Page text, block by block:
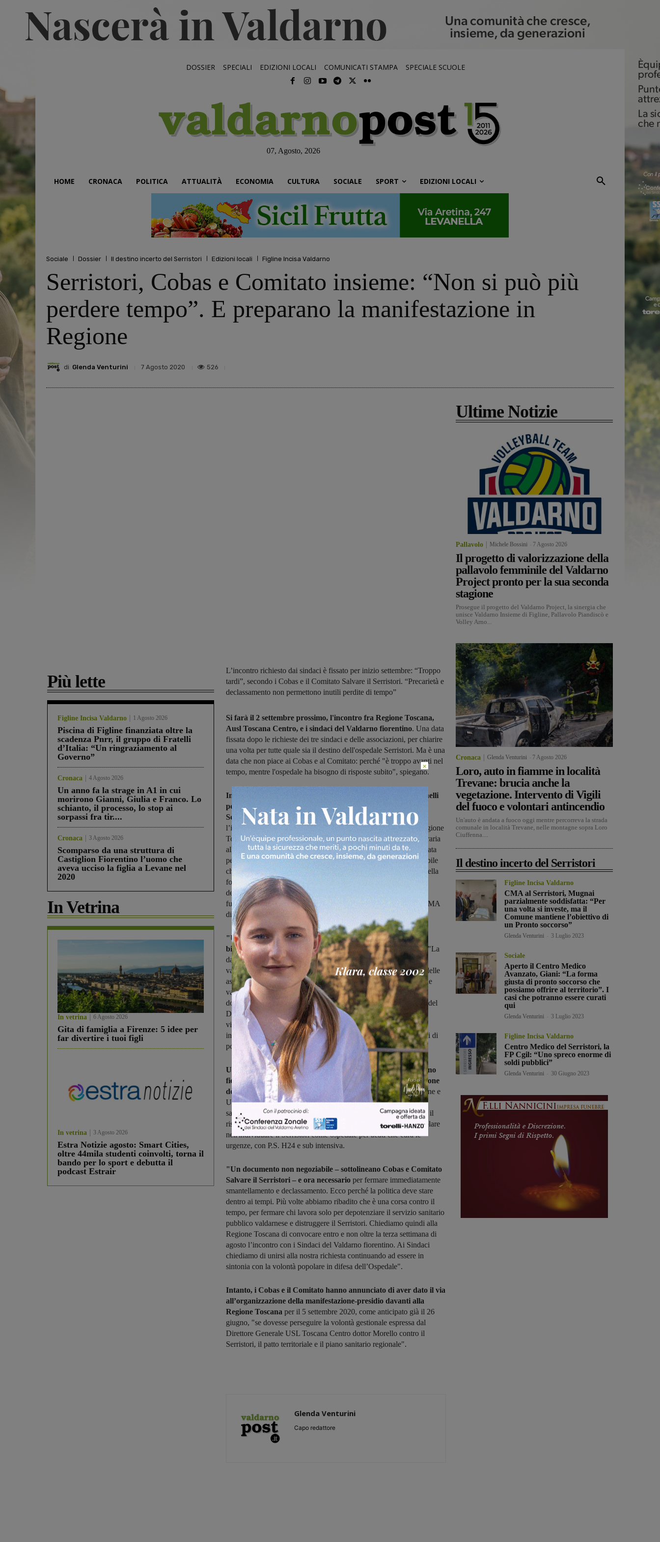
DOSSIER SPECIALI EDIZIONI LOCALI COMUNICATI STAMPA SPECIALE SCUOLE
07, Agosto, 2026
HOME CRONACA POLITICA ATTUALITÀ ECONOMIA CULTURA SOCIALE SPORT EDIZIONI LOCALI
Sociale Dossier Il destino incerto del Serristori Edizioni locali Figline Incisa Valdarno
Serristori, Cobas e Comitato insieme: “Non si può più
perdere tempo”. E preparano la manifestazione in
Regione
di Glenda Venturini 7 Agosto 2020 526
Più lette
Figline Incisa Valdarno 1 Agosto 2026
Piscina di Figline finanziata oltre la
scadenza Pnrr, il gruppo di Fratelli
d’Italia: “Un ringraziamento al
Governo”
Cronaca 4 Agosto 2026
Un anno fa la strage in A1 in cui
morirono Gianni, Giulia e Franco. Lo
schianto, il processo, lo stop ai
sorpassi fra tir....
Cronaca 3 Agosto 2026
Scomparso da una struttura di
Castiglion Fiorentino l’uomo che
aveva ucciso la figlia a Levane nel
2020
In Vetrina
In vetrina 6 Agosto 2026
Gita di famiglia a Firenze: 5 idee per
far divertire i tuoi figli
In vetrina 3 Agosto 2026
Estra Notizie agosto: Smart Cities,
oltre 44mila studenti coinvolti, torna il
bando per lo sport e debutta il
podcast Estrair
L’incontro richiesto dai sindaci è fissato per inizio settembre: “Troppo
tardi”, secondo i Cobas e il Comitato Salvare il Serristori. “Precarietà e
declassamento non permettono inutili perdite di tempo”
Si farà il 2 settembre prossimo, l'incontro fra Regione Toscana,
Ausl Toscana Centro, e i sindaci del Valdarno fiorentino. Una data
fissata dopo le richieste dei tre sindaci e delle associazioni, per chiarire
una volta per tutte quale sia il destino dell'ospedale Serristori. Ma è una
data che non piace ai Cobas e al Comitato: perché "è troppo avanti nel
tempo, mentre l'ospedale ha bisogno di risposte subito", spiegano.
In una lettera congiunta, firmata da Mangiola, Calò e Fontanelli
per i Cobas e da Clara Mugnai per il Comitato Salvare il
Serristori,si legge: "Abbiamo appreso attraverso la stampa che
l’incontro richiesto dai tre Sindaci del Valdarno fiorentino alla Regione
Toscana, dopo la straordinaria manifestazione del 26 giugno contraria
allo smantellamento del presidio ospedaliero Serristori, è stata fissata
per il 2 settembre. Una data socialmente e politicamente inaccettabile
che sottovaluta e non tiene conto della gravità della situazione e della
forte precarietà in essere dell’Ospedale Serristori, minacciato di
declassamento e quindi ridotto a mero stabilimento con semplici
funzioni di pronto soccorso subalterno al presidio ospedaliero OSMA
di Bagno a Ripoli".
"Un ospedale, così ridotto, non è in grado di dare risposte ai
bisogni di salute dei cittadini" sostengono Cobas e Comitato."La
data individuata tra i vari livelli istituzionali per il 2 settembre non
valorizza neppure la recente e importante sottoscrizione da parte delle
associazioni del volontariato e delle reti e circoli della società civile
valdarnesi con i tre Sindaci, Mugnai, Benucci, Lorenzini, di un
documento congiunto che denuncia la revoca unilaterale da parte del
Direttore Generale della Asl, dottor Morello, del patto territoriale
vigente, il non rispetto dell’attuale piano socio sanitario, e i tagli
indiscriminati predisposti dagli attuali manager con la soppressioni di
posti letto, reparti di degenza, attività, servizi e personale".
Una serie di problemi che hanno portato i Sindaci del Valdarno
fiorentino a richiedere, anch’essi, un cambio dell’attuale gestione
della Ausl, insieme a impegni precisi e puntuali da parte di Regione e
USL Toscana Centro per il reintegro dei medici e del personale
sanitario del comparto mancanti, di tutti i posti letto soppressi, per il
rispetto degli impegni sottoscritti con il patto territoriale, in particolare
nell'individuare il Serristori come ospedale per acuti che cura le
urgenze, con P.S. H24 e sub intensiva.
"Un documento non negoziabile – sottolineano Cobas e Comitato
Salvare il Serristori – e ora necessario per fermare immediatamente
smantellamento e declassamento. Ecco perché la politica deve stare
dentro ai tempi. Più volte abbiamo ribadito che è una corsa contro il
tempo, per fermare chi lavora solo per depotenziare il servizio sanitario
pubblico valdarnese e distruggere il Serristori. Chiediamo quindi alla
Regione Toscana di convocare entro e non oltre la terza settimana di
agosto l’incontro con i Sindaci del Valdarno fiorentino. Ai Sindaci
chiediamo di unirsi alla nostra richiesta continuando ad essere in
sintonia con la volontà popolare in difesa dell’Ospedale".
Intanto, i Cobas e il Comitato hanno annunciato di aver dato il via
all’organizzazione della manifestazione-presidio davanti alla
Regione Toscana per il 5 settembre 2020, come anticipato già il 26
giugno, "se dovesse perseguire la volontà gestionale espressa dal
Direttore Generale USL Toscana Centro dottor Morello contro il
Serristori, il patto territoriale e il piano sanitario regionale".
Glenda Venturini
Capo redattore
Ultime Notizie
Pallavolo Michele Bossini 7 Agosto 2026
Il progetto di valorizzazione della
pallavolo femminile del Valdarno
Project pronto per la sua seconda
stagione
Prosegue il progetto del Valdarno Project, la sinergia che
unisce Valdarno Insieme di Figline, Pallavolo Piandiscò e
Volley Arno...
Cronaca Glenda Venturini 7 Agosto 2026
Loro, auto in fiamme in località
Trevane: brucia anche la
vegetazione. Intervento di Vigili
del fuoco e volontari antincendio
Un'auto è andata a fuoco oggi mentre percorreva la strada
comunale in località Trevane, nelle montagne sopra Loro
Ciuffenna....
Il destino incerto del Serristori
Figline Incisa Valdarno
CMA al Serristori, Mugnai
parzialmente soddisfatta: “Per
una volta si investe, ma il
Comune mantiene l’obiettivo di
un Pronto soccorso”
Glenda Venturini 3 Luglio 2023
Sociale
Aperto il Centro Medico
Avanzato, Giani: “La forma
giusta di pronto soccorso che
possiamo offrire al territorio”. I
casi che potranno essere curati
qui
Glenda Venturini 3 Luglio 2023
Figline Incisa Valdarno
Centro Medico del Serristori, la
FP Cgil: “Uno spreco enorme di
soldi pubblici”
Glenda Venturini 30 Giugno 2023
×